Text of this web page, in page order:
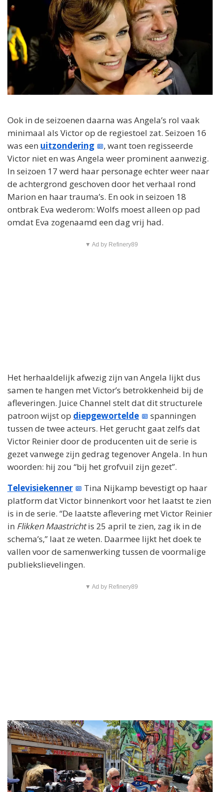
Ook in de seizoenen daarna was Angela’s rol vaak
minimaal als Victor op de regiestoel zat. Seizoen 16
was een uitzondering
, want toen regisseerde
Victor niet en was Angela weer prominent aanwezig.
In seizoen 17 werd haar personage echter weer naar
de achtergrond geschoven door het verhaal rond
Marion en haar trauma’s. En ook in seizoen 18
ontbrak Eva wederom: Wolfs moest alleen op pad
omdat Eva zogenaamd een dag vrij had.
▼ Ad by Refinery89
Het herhaaldelijk afwezig zijn van Angela lijkt dus
samen te hangen met Victor’s betrokkenheid bij de
afleveringen. Juice Channel stelt dat dit structurele
patroon wijst op diepgewortelde
spanningen
tussen de twee acteurs. Het gerucht gaat zelfs dat
Victor Reinier door de producenten uit de serie is
gezet vanwege zijn gedrag tegenover Angela. In hun
woorden: hij zou “bij het grofvuil zijn gezet”.
Televisiekenner
Tina Nijkamp bevestigt op haar
platform dat Victor binnenkort voor het laatst te zien
is in de serie. “De laatste aflevering met Victor Reinier
in Flikken Maastrichtis 25 april te zien, zag ik in de
schema’s,” laat ze weten. Daarmee lijkt het doek te
vallen voor de samenwerking tussen de voormalige
publiekslievelingen.
▼ Ad by Refinery89